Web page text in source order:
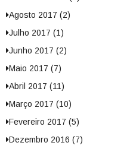
Agosto 2017 (2)
Julho 2017 (1)
Junho 2017 (2)
Maio 2017 (7)
Abril 2017 (11)
Março 2017 (10)
Fevereiro 2017 (5)
Dezembro 2016 (7)